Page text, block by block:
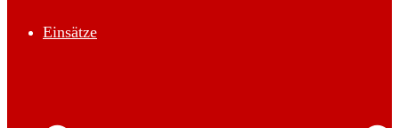
Einsätze